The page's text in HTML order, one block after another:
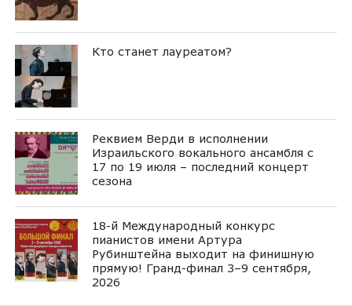
Кто станет лауреатом?
Реквием Верди в исполнении
Израильского вокального ансамбля с
17 по 19 июля – последний концерт
сезона
18-й Международный конкурс
пианистов имени Артура
Рубинштейна выходит на финишную
прямую! Гранд-финал 3–9 сентября,
2026